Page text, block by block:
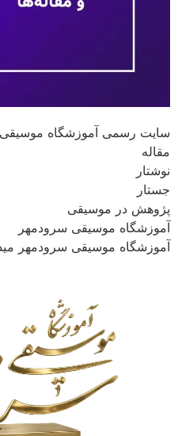
سایت رسمی آموزشگاه
مقاله
نوشتار
جستار
پژوهش در موسیقی
آموزشگاه موسیقی سرودمهر
آموزشگاه موسیقی سرودمهر